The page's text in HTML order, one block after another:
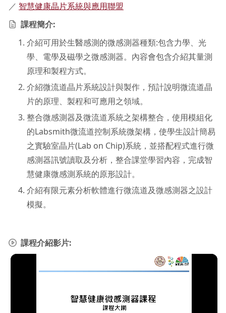
／ 智慧健康晶片系統與應用聯盟
課程簡介:
介紹可用於生醫感測的微感測器種類:包含力學、光
學、電學及磁學之微感測器。內容會包含介紹其量測
原理和製程方式。
介紹微流道晶片系統設計與製作，預計說明微流道晶
片的原理、製程和可應用之領域。
整合微感測器及微流道系統之架構整合，使用模組化
的Labsmith微流道控制系統微架構，使學生設計簡易
之實驗室晶片(Lab on Chip)系統，並搭配程式進行微
感測器訊號讀取及分析，整合課堂學習內容，完成智
慧健康微感測系統的原形設計。
介紹有限元素分析軟體進行微流道及微感測器之設計
模擬。
課程介紹影片: